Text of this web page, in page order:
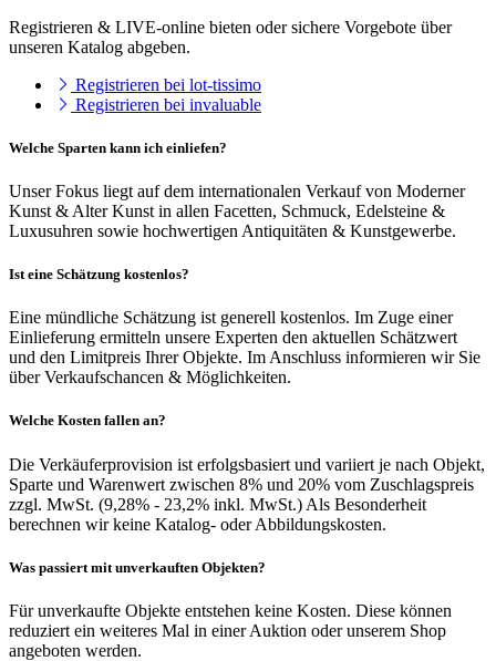
Registrieren & LIVE-online bieten oder sichere Vorgebote über
unseren Katalog abgeben.
Registrieren bei lot-tissimo
Registrieren bei invaluable
Welche Sparten kann ich einliefen?
Unser Fokus liegt auf dem internationalen Verkauf von Moderner
Kunst & Alter Kunst in allen Facetten, Schmuck, Edelsteine &
Luxusuhren sowie hochwertigen Antiquitäten & Kunstgewerbe.
Ist eine Schätzung kostenlos?
Eine mündliche Schätzung ist generell kostenlos. Im Zuge einer
Einlieferung ermitteln unsere Experten den aktuellen Schätzwert
und den Limitpreis Ihrer Objekte. Im Anschluss informieren wir Sie
über Verkaufschancen & Möglichkeiten.
Welche Kosten fallen an?
Die Verkäuferprovision ist erfolgsbasiert und variiert je nach Objekt,
Sparte und Warenwert zwischen 8% und 20% vom Zuschlagspreis
zzgl. MwSt. (9,28% - 23,2% inkl. MwSt.) Als Besonderheit
berechnen wir keine Katalog- oder Abbildungskosten.
Was passiert mit unverkauften Objekten?
Für unverkaufte Objekte entstehen keine Kosten. Diese können
reduziert ein weiteres Mal in einer Auktion oder unserem Shop
angeboten werden.